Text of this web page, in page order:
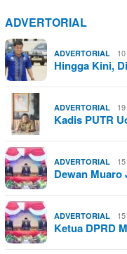
ADVERTORIAL
ADVERTORIAL
Hingga Kini,
ADVERTORIAL
Kadis PUTR
ADVERTORIAL
Dewan
ADVERTORIAL
Ketua DPRD